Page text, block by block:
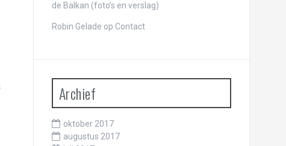
de Balkan (foto’s en verslag)
Robin Gelade op Contact
Archief
oktober 2017
augustus 2017